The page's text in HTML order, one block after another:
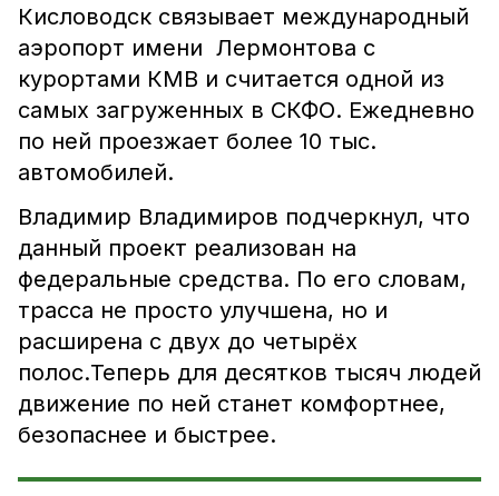
Кисловодск связывает международный
аэропорт имени Лермонтова с
курортами КМВ и считается одной из
самых загруженных в СКФО. Ежедневно
по ней проезжает более 10 тыс.
автомобилей.
Владимир Владимиров подчеркнул, что
данный проект реализован на
федеральные средства. По его словам,
трасса не просто улучшена, но и
расширена с двух до четырёх
полос.Теперь для десятков тысяч людей
движение по ней станет комфортнее,
безопаснее и быстрее.